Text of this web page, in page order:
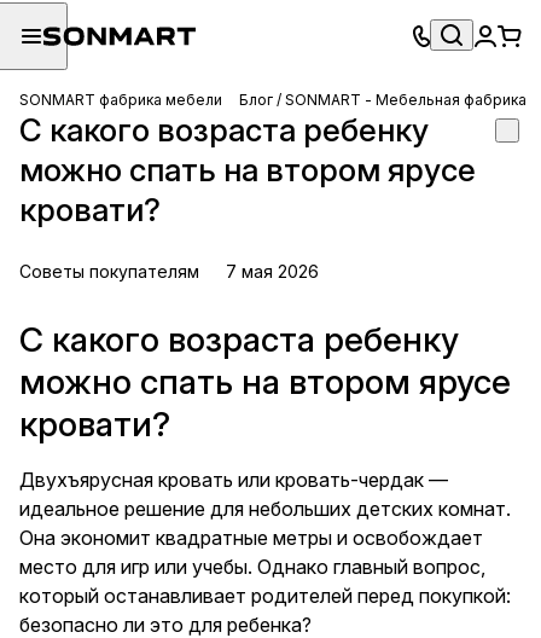
SONMART фабрика мебели Блог / SONMART - Мебельная фабрика
С какого возраста ребенку
можно спать на втором ярусе
кровати?
Советы покупателям 7 мая 2026
С какого возраста ребенку
можно спать на втором ярусе
кровати?
Двухъярусная кровать или кровать-чердак —
идеальное решение для небольших детских комнат.
Она экономит квадратные метры и освобождает
место для игр или учебы. Однако главный вопрос,
который останавливает родителей перед покупкой:
безопасно ли это для ребенка?